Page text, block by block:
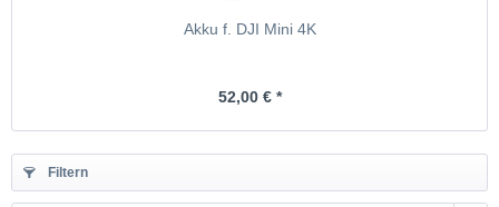
Akku f. DJI Mini 4K
52,00 € *
Filtern